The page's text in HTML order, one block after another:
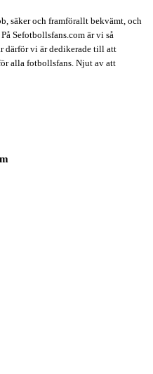
säker och framförallt bekvämt, och
Sefotbollsfans.com är vi så
därför vi är dedikerade till att
alla fotbollsfans. Njut av att